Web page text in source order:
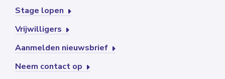
Stage lopen
Vrijwilligers
Aanmelden nieuwsbrief
Neem contact op